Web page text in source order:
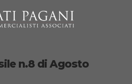
n.8 di Agosto